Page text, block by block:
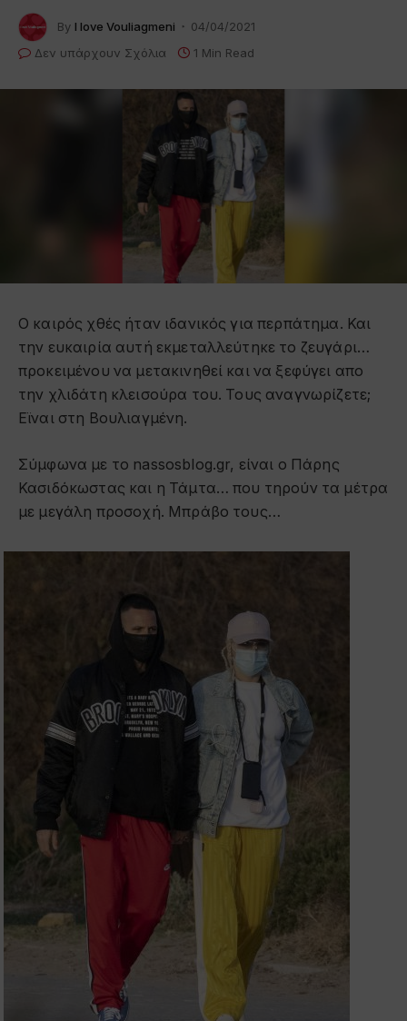
By I love Vouliagmeni
04/04/2021
Δεν υπάρχουν Σχόλια
1 Min Read
Ο καιρός χθές ήταν ιδανικός για περπάτημα. Και
την ευκαιρία αυτή εκμεταλλεύτηκε το ζευγάρι…
προκειμένου να μετακινηθεί και να ξεφύγει απο
την χλιδάτη κλεισούρα του. Τους αναγνωρίζετε;
Εϊναι στη Βουλιαγμένη.
Σύμφωνα με το nassosblog.gr, είναι ο Πάρης
Κασιδόκωστας και η Τάμτα… που τηρούν τα μέτρα
με μεγάλη προσοχή. Μπράβο τους…